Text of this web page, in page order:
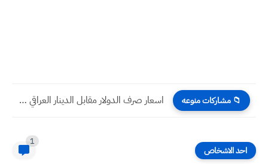
📁 مشاركات منوعه اسعار صرف الدولار مقابل الدينار العراقي اليوم الخميس 22 -...
احد الاشخاص
1